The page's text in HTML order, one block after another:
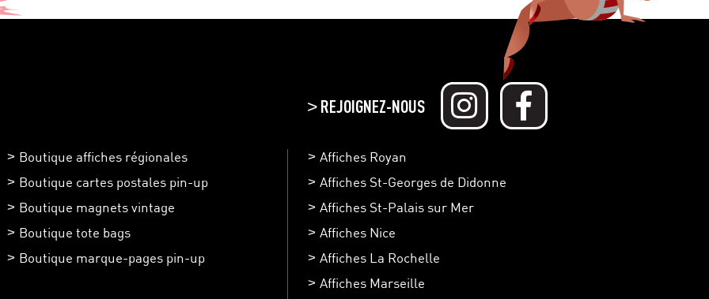
>REJOIGNEZ-NOUS
Boutique affiches régionales
Boutique cartes postales pin-up
Boutique magnets vintage
Boutique tote bags
Boutique marque-pages pin-up
Affiches Royan
Affiches St-Georges de Didonne
Affiches St-Palais sur Mer
Affiches Nice
Affiches La Rochelle
Affiches Marseille